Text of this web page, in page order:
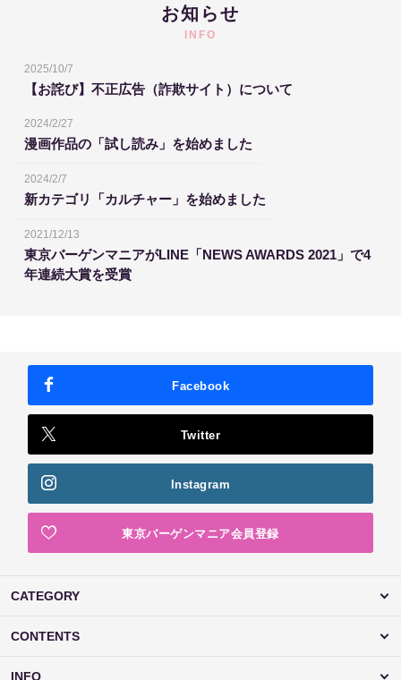
お知らせ
INFO
2025/10/7
【お詫び】不正広告（詐欺サイト）について
2024/2/27
漫画作品の「試し読み」を始めました
2024/2/7
新カテゴリ「カルチャー」を始めました
2021/12/13
東京バーゲンマニアがLINE「NEWS AWARDS 2021」で4
年連続大賞を受賞
Facebook
Twitter
Instagram
東京バーゲンマニア会員登録
CATEGORY
CONTENTS
INFO